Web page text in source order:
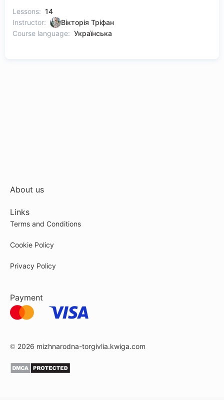
Lessons: 14
Instructor:
Вікторія Тріфан
Course language: Українська
About us
Links
Terms and Conditions
Cookie Policy
Privacy Policy
Payment
© 2026 mizhnarodna-torgivlia.kwiga.com